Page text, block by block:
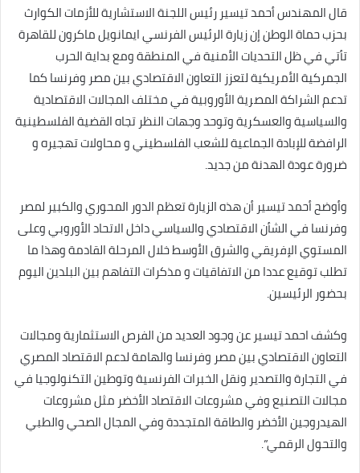
قال المهندس أحمد تيسير رئيس اللجنة الاستشارية للأزمات الكوارث
بحزب حماة الوطن إن زيارة الرئيس الفرنسي ايمانويل ماكرون للقاهرة
تأتي في ظل التحديات الأمنية في المنطقة ومع بداية الحرب
الجمركية الأمريكية لتعزز التعاون الاقتصادي بين مصر وفرنسا كما
تدعم الشراكة المصرية الأوروبية في مختلف المجالات الاقتصادية
والسياسية والعسكرية وتوحد وجهات النظر تجاه القضية الفلسطينية
الرافضة للإبادة الجماعية للشعب الفلسطيني و محاولات تهجيره و
ضرورة عودة الهدنة من جديد.
وأوضح أحمد تيسير أن هذه الزيارة تعظم الدور المحوري والكبير لمصر
وفرنسا في الشأن الاقتصادي والسياسي داخل الاتحاد الأوروبي وعلى
المستوي الإفريقي والشرق الأوسط خلال المرحلة القادمة وهذا ما
تطلب توقيع عددا من الاتفاقيات و مذكرات التفاهم بين البلدين اليوم
بحضور الرئيسين.
وكشف احمد تيسير عن وجود العديد من الفرص الاستثمارية ومجالات
التعاون الاقتصادي بين مصر وفرنسا والهامة لدعم الاقتصاد المصري
في التجارة والتصدير ونقل الخبرات الفرنسية وتوطين التكنولوجيا في
مجالات التصنيع وفي مشروعات الاقتصاد الأخضر مثل مشروعات
الهيدروجين الأخضر والطاقة المتجددة وفي المجال الصحي والطبي
والتحول الرقمي”.